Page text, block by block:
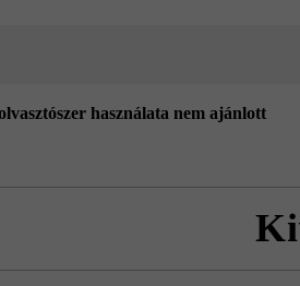
használata nem ajánlott